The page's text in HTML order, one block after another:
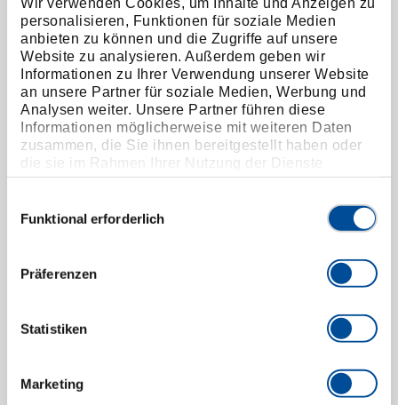
personalisieren, Funktionen für soziale Medien
anbieten zu können und die Zugriffe auf unsere
Website zu analysieren. Außerdem geben wir
Informationen zu Ihrer Verwendung unserer Website
an unsere Partner für soziale Medien, Werbung und
Analysen weiter. Unsere Partner führen diese
Informationen möglicherweise mit weiteren Daten
zusammen, die Sie ihnen bereitgestellt haben oder
die sie im Rahmen Ihrer Nutzung der Dienste
gesammelt haben. Unsere vollständige
Funktional erforderlich
Präferenzen
Statistiken
Marketing
Doppel-Ringratschenschlüssel gerade 14x15 mm
3300895/ R07401415
Preis auf Anfrage